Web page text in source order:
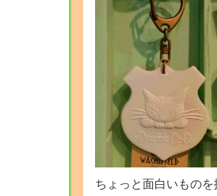
ちょっと面白いもの